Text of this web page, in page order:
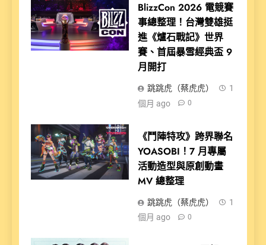
BlizzCon 2026 電競賽
事總整理！台灣雙雄挺
進《爐石戰記》世界
賽、首屆暴雪經典盃 9
月開打
跳跳虎（蔡虎虎）
1
個月 ago
0
《鬥陣特攻》跨界聯名
YOASOBI！7 月專屬
活動造型與原創動畫
MV 總整理
跳跳虎（蔡虎虎）
1
個月 ago
0